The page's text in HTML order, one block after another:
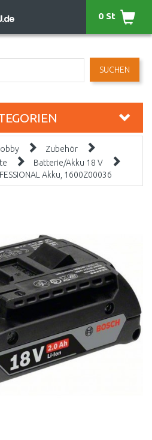
SUCHEN
0 St
Zubehör
Batterie/Akku 18 V
Akku, 1600Z00036